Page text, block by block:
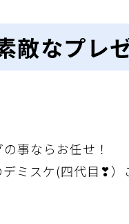
敵なプレ
事ならお任せ！
ミスケ(四代目❣）